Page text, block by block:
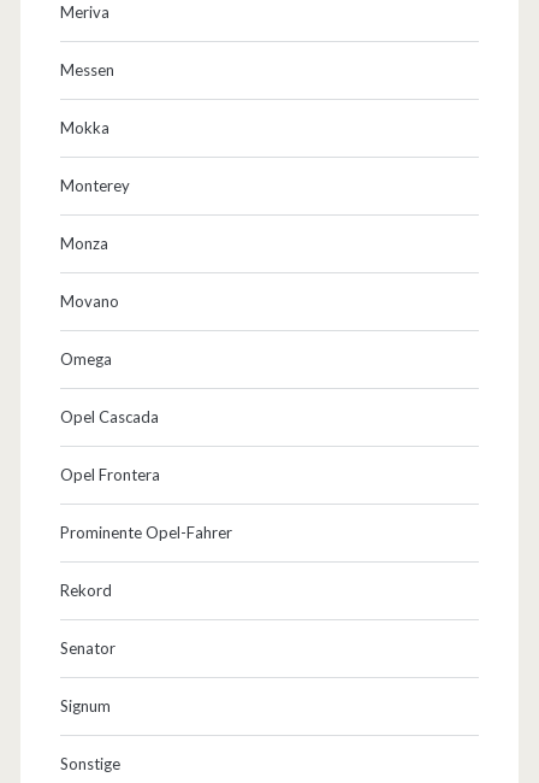
Meriva
Messen
Mokka
Monterey
Monza
Movano
Omega
Opel Cascada
Opel Frontera
Prominente Opel-Fahrer
Rekord
Senator
Signum
Sonstige